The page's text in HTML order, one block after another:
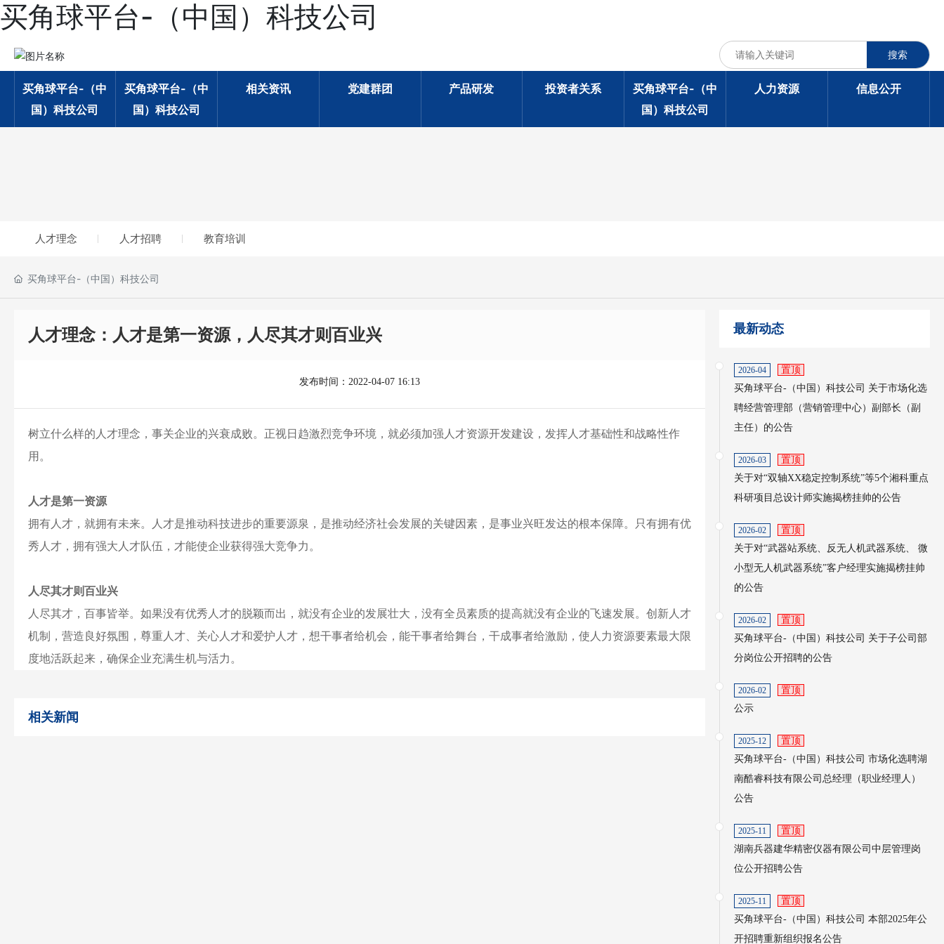
买角球平台-（中国）科技公司
搜索
买角球平台-（中
国）科技公司
买角球平台-（中
国）科技公司
相关资讯 党建群团 产品研发 投资者关系
买角球平台-（中
国）科技公司
人力资源 信息公开
人才理念 人才招聘 教育培训
买角球平台-（中国）科技公司
人才理念：人才是第一资源，人尽其才则百业兴
发布时间：2022-04-07 16:13
树立什么样的人才理念，事关企业的兴衰成败。正视日趋激烈竞争环境，就必须加强人才资源开发建设，发挥人才基础性和战略性作
用。
人才是第一资源
拥有人才，就拥有未来。人才是推动科技进步的重要源泉，是推动经济社会发展的关键因素，是事业兴旺发达的根本保障。只有拥有优
秀人才，拥有强大人才队伍，才能使企业获得强大竞争力。
人尽其才则百业兴
人尽其才，百事皆举。如果没有优秀人才的脱颖而出，就没有企业的发展壮大，没有全员素质的提高就没有企业的飞速发展。创新人才
机制，营造良好氛围，尊重人才、关心人才和爱护人才，想干事者给机会，能干事者给舞台，干成事者给激励，使人力资源要素最大限
度地活跃起来，确保企业充满生机与活力。
相关新闻
最新动态
2026-04
置顶
买角球平台-（中国）科技公司 关于市场化选
聘经营管理部（营销管理中心）副部长（副
主任）的公告
2026-03
置顶
关于对“双轴XX稳定控制系统”等5个湘科重点
科研项目总设计师实施揭榜挂帅的公告
2026-02
置顶
关于对“武器站系统、反无人机武器系统、 微
小型无人机武器系统”客户经理实施揭榜挂帅
的公告
2026-02
置顶
买角球平台-（中国）科技公司 关于子公司部
分岗位公开招聘的公告
2026-02
置顶
公示
2025-12
置顶
买角球平台-（中国）科技公司 市场化选聘湖
南酷睿科技有限公司总经理（职业经理人）
公告
2025-11
置顶
湖南兵器建华精密仪器有限公司中层管理岗
位公开招聘公告
2025-11
置顶
买角球平台-（中国）科技公司 本部2025年公
开招聘重新组织报名公告